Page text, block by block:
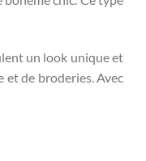
un look unique et
et de broderies. Avec